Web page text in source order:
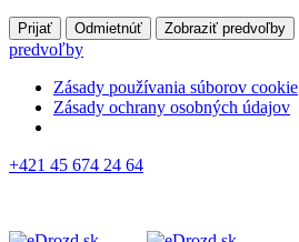
Prijať Odmietnúť Zobraziť predvoľby
predvoľby
Zásady používania súborov cookie
Zásady ochrany osobných údajov
+421 45 674 24 64